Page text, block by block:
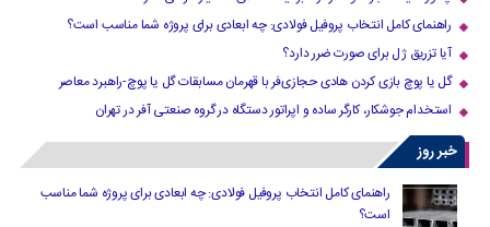
راهنمای کامل انتخاب پروفیل فولادی: چه ابعادی برای پروژه شما مناسب است؟
آیا تزریق ژل برای صورت ضرر دارد​؟
گل یا پوچ بازی کردن هادی حجازی‌فر با قهرمان مسابقات گل یا پوچ-راهبرد معاصر
استخدام جوشکار، کارگر ساده و اپراتور دستگاه در گروه صنعتی آفر در تهران
خبر روز
راهنمای کامل انتخاب پروفیل فولادی: چه ابعادی برای پروژه شما مناسب
است؟